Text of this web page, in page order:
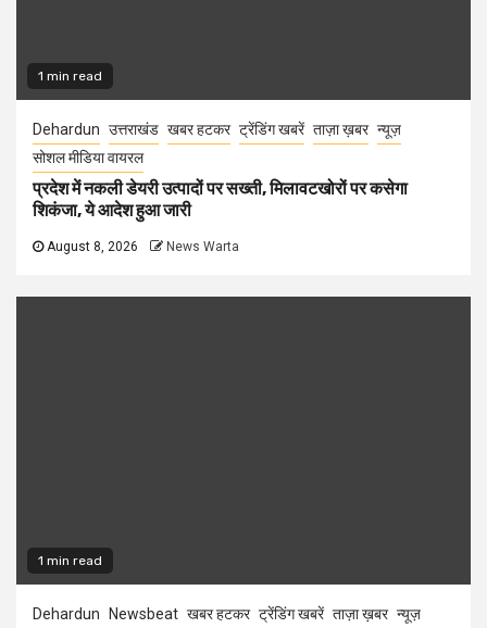
1 min read
Dehardun उत्तराखंड खबर हटकर ट्रेंडिंग खबरें ताज़ा ख़बर न्यूज़
सोशल मीडिया वायरल
प्रदेश में नकली डेयरी उत्पादों पर सख्ती, मिलावटखोरों पर कसेगा
शिकंजा, ये आदेश हुआ जारी
August 8, 2026 News Warta
1 min read
Dehardun Newsbeat खबर हटकर ट्रेंडिंग खबरें ताज़ा ख़बर न्यूज़